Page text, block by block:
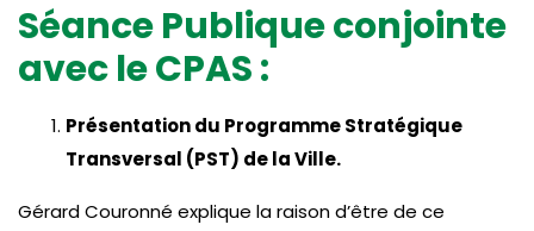
Séance Publique conjointe
avec le CPAS :
Présentation du Programme Stratégique
Transversal (PST) de la Ville.
Gérard Couronné explique la raison d’être de ce